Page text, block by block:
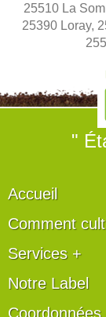
25510 La
25390 Loray,
"
Accueil
Comment
Services +
Notre Label